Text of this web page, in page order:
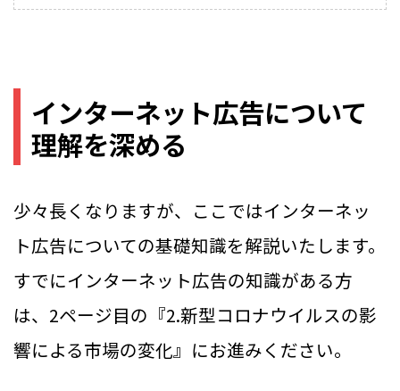
インターネット広告について
理解を深める
少々長くなりますが、ここではインターネッ
ト広告についての基礎知識を解説いたします。
すでにインターネット広告の知識がある方
は、2ページ目の『2.新型コロナウイルスの影
響による市場の変化』にお進みください。